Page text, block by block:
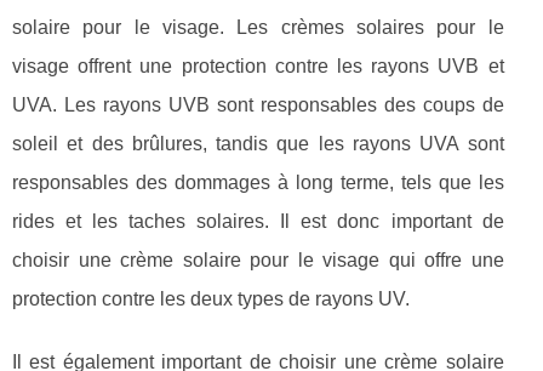
solaire pour le visage. Les crèmes solaires pour le
visage offrent une protection contre les rayons UVB et
UVA. Les rayons UVB sont responsables des coups de
soleil et des brûlures, tandis que les rayons UVA sont
responsables des dommages à long terme, tels que les
rides et les taches solaires. Il est donc important de
choisir une crème solaire pour le visage qui offre une
protection contre les deux types de rayons UV.
Il est également important de choisir une crème solaire